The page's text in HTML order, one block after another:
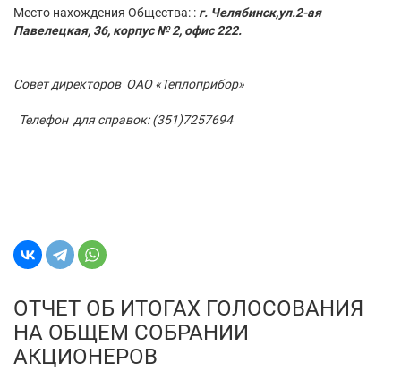
Место нахождения Общества: : г. Челябинск,ул.2-ая
Павелецкая, 36, корпус № 2, офис 222.
Совет директоров ОАО«Теплоприбор»
Телефон для справок: (351)7257694
ОТЧЕТ ОБ ИТОГАХ ГОЛОСОВАНИЯ
НА ОБЩЕМ СОБРАНИИ
АКЦИОНЕРОВ